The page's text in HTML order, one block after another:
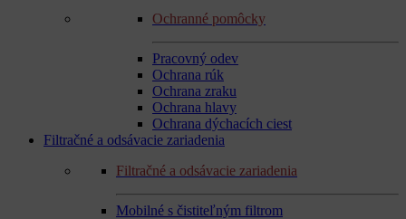
Ochranné pomôcky
Pracovný odev
Ochrana rúk
Ochrana zraku
Ochrana hlavy
Ochrana dýchacích ciest
Filtračné a odsávacie zariadenia
Filtračné a odsávacie zariadenia
Mobilné s čistiteľným filtrom